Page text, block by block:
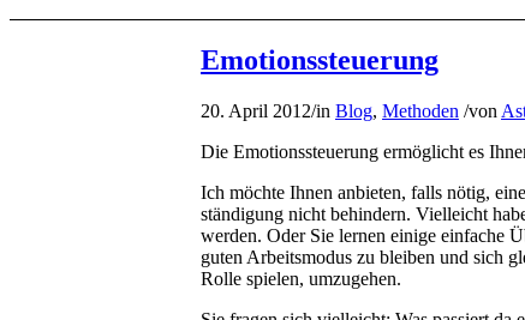
Emotionssteuerung
20. April 2012/in Blog, Methoden /von
Die Emo­ti­ons­steue­rung ermög­licht es
Ich möchte Ihnen anbie­ten, falls nötig,
stän­di­gung nicht behin­dern. Viel­leicht
wer­den. Oder Sie ler­nen einige ein­fa­che
guten Arbeits­mo­dus zu blei­ben und sich
Rolle spie­len, umzugehen.